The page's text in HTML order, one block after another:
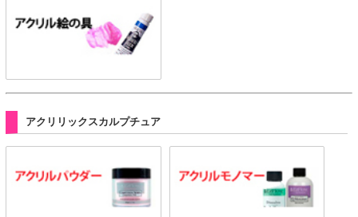
アクリリックスカルプチュア